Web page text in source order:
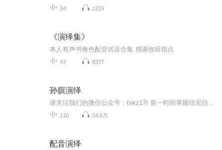
34 1219
《演绎集》
本人有声书角色配音试音合集 感谢收听指点
47 8377
孙膑演绎
110 24.5万
配音演绎